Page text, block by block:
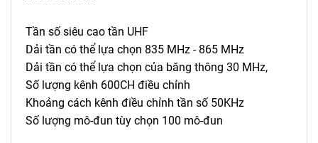
Tần số siêu cao tần UHF
Dải tần có thể lựa chọn 835 MHz - 865 MHz
Dải tần có thể lựa chọn của băng thông 30 MHz,
Số lượng kênh 600CH điều chỉnh
Khoảng cách kênh điều chỉnh tần số 50KHz
Số lượng mô-đun tùy chọn 100 mô-đun